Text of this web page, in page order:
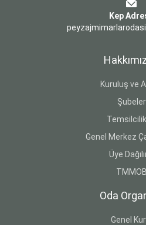
Kep
Kuruluş ve
Şubeler
Genel Merkez
Üye
TMMOB
Oda
Genel